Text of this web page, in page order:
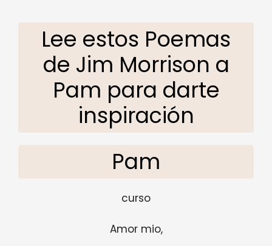
Lee estos Poemas
de Jim Morrison a
Pam para darte
inspiración
Pam
curso
Amor mio,